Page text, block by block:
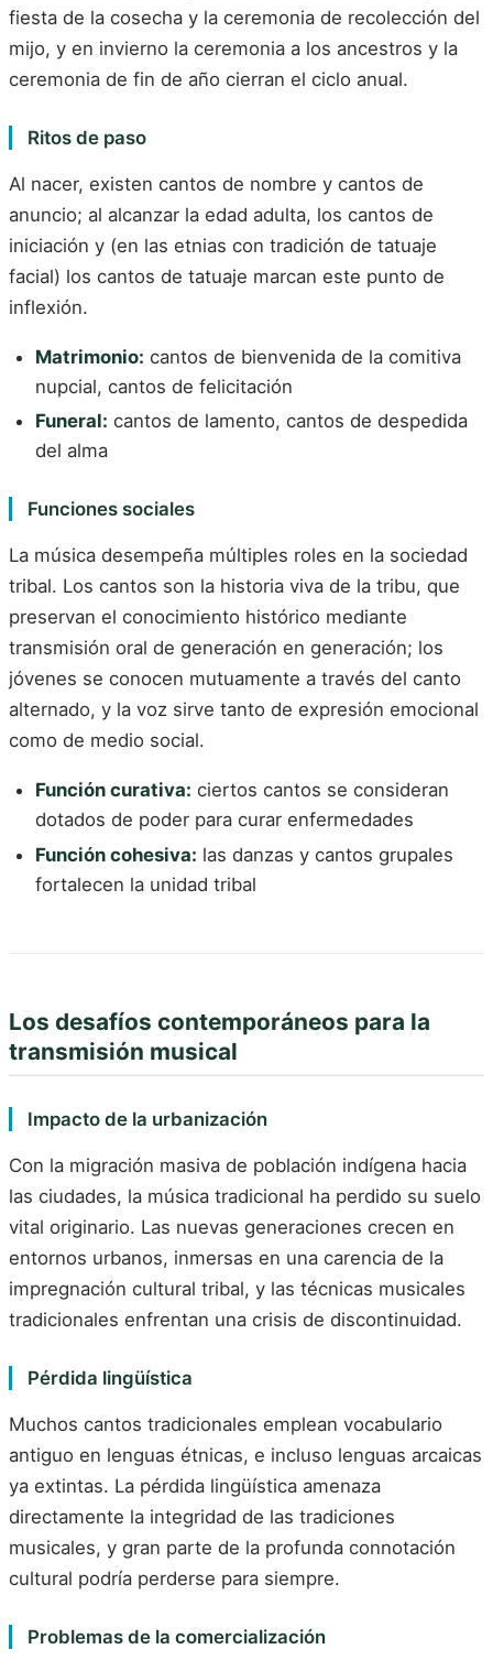
fiesta de la cosecha y la ceremonia de recolección del
mijo, y en invierno la ceremonia a los ancestros y la
ceremonia de fin de año cierran el ciclo anual.
Ritos de paso
Al nacer, existen cantos de nombre y cantos de
anuncio; al alcanzar la edad adulta, los cantos de
iniciación y (en las etnias con tradición de tatuaje
facial) los cantos de tatuaje marcan este punto de
inflexión.
Matrimonio: cantos de bienvenida de la comitiva
nupcial, cantos de felicitación
Funeral: cantos de lamento, cantos de despedida
del alma
Funciones sociales
La música desempeña múltiples roles en la sociedad
tribal. Los cantos son la historia viva de la tribu, que
preservan el conocimiento histórico mediante
transmisión oral de generación en generación; los
jóvenes se conocen mutuamente a través del canto
alternado, y la voz sirve tanto de expresión emocional
como de medio social.
Función curativa: ciertos cantos se consideran
dotados de poder para curar enfermedades
Función cohesiva: las danzas y cantos grupales
fortalecen la unidad tribal
Los desafíos contemporáneos para la
transmisión musical
Impacto de la urbanización
Con la migración masiva de población indígena hacia
las ciudades, la música tradicional ha perdido su suelo
vital originario. Las nuevas generaciones crecen en
entornos urbanos, inmersas en una carencia de la
impregnación cultural tribal, y las técnicas musicales
tradicionales enfrentan una crisis de discontinuidad.
Pérdida lingüística
Muchos cantos tradicionales emplean vocabulario
antiguo en lenguas étnicas, e incluso lenguas arcaicas
ya extintas. La pérdida lingüística amenaza
directamente la integridad de las tradiciones
musicales, y gran parte de la profunda connotación
cultural podría perderse para siempre.
Problemas de la comercialización